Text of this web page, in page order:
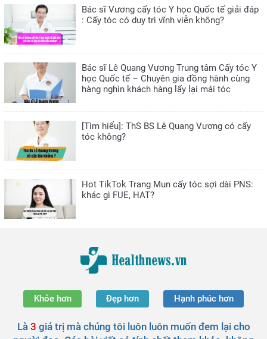
Bác sĩ Vương cấy tóc Y học Quốc tế giải đáp
: Cấy tóc có duy trì vĩnh viễn không?
Bác sĩ Lê Quang Vương Trung tâm Cấy tóc Y
học Quốc tế – Chuyên gia đồng hành cùng
hàng nghìn khách hàng lấy lại mái tóc
[Tìm hiểu]: ThS BS Lê Quang Vương có cấy
tóc không?
Hot TikTok Trang Mun cấy tóc sợi dài PNS:
khác gì FUE, HAT?
Khỏe hơn Đẹp hơn Hạnh phúc hơn
Là 3 giá trị mà chúng tôi luôn luôn muốn đem lại cho